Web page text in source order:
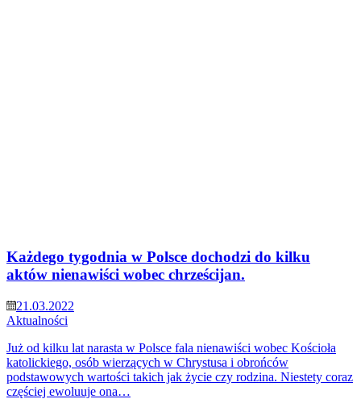
Każdego tygodnia w Polsce dochodzi do kilku
aktów nienawiści wobec chrześcijan.
21.03.2022
Aktualności
Już od kilku lat narasta w Polsce fala nienawiści wobec Kościoła
katolickiego, osób wierzących w Chrystusa i obrońców
podstawowych wartości takich jak życie czy rodzina. Niestety coraz
częściej ewoluuje ona…